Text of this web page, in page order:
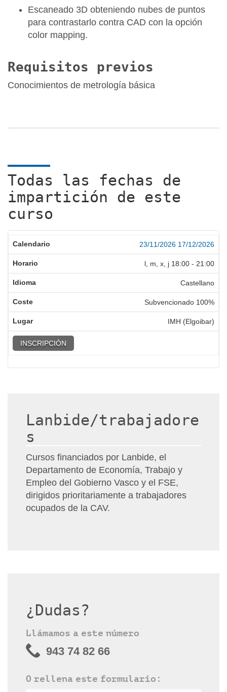
Escaneado 3D obteniendo nubes de puntos
para contrastarlo contra CAD con la opción
color mapping.
Requisitos previos
Conocimientos de metrología básica
Todas las fechas de
impartición de este
curso
23/11/2026 17/12/2026
l, m, x, j 18:00 - 21:00
Castellano
Subvencionado 100%
IMH (Elgoibar)
INSCRIPCIÓN
Lanbide/trabajadore
s
Cursos financiados por Lanbide, el
Departamento de Economía, Trabajo y
Empleo del Gobierno Vasco y el FSE,
dirigidos prioritariamente a trabajadores
ocupados de la CAV.
¿Dudas?
Llámamos a este número
943 74 82 66
O rellena este formulario: